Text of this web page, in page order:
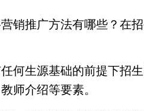
销推广方法有哪些？在
何生源基础的前提下招
师介绍等要素。